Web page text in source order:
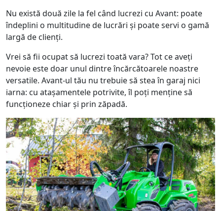
Nu există două zile la fel când lucrezi cu Avant: poate
îndeplini o multitudine de lucrări și poate servi o gamă
largă de clienți.
Vrei să fii ocupat să lucrezi toată vara? Tot ce aveți
nevoie este doar unul dintre încărcătoarele noastre
versatile. Avant-ul tău nu trebuie să stea în garaj nici
iarna: cu atașamentele potrivite, îl poți menține să
funcționeze chiar și prin zăpadă.